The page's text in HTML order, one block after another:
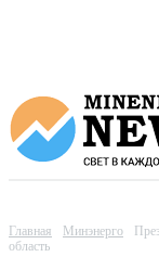
Главная Минэнерго
область